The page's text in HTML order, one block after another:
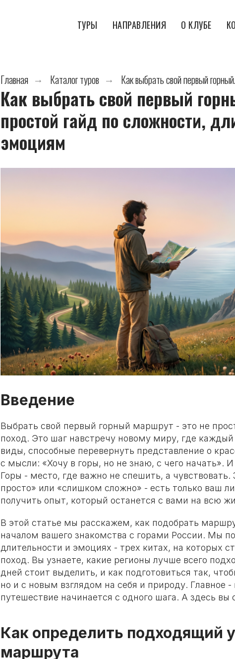
ТУРЫ НАПРАВЛЕНИЯ О КЛУБЕ
Главная → Каталог туров → Как выбрать
Как выбрать свой первый
простой гайд по сложности,
эмоциям
Введение
Выбрать свой первый горный маршрут - это не
поход. Это шаг навстречу новому миру, где
виды, способные перевернуть представление о
с мысли: «Хочу в горы, но не знаю, с чего начать».
Горы - место, где важно не спешить, а
просто» или «слишком сложно» - есть только ваш
получить опыт, который останется с вами на всю
В этой статье мы расскажем, как подобрать
началом вашего знакомства с горами России. Мы
длительности и эмоциях - трех китах, на которых
поход. Вы узнаете, какие регионы лучше всего
дней стоит выделить, и как подготовиться так,
но и с новым взглядом на себя и природу. Главное
путешествие начинается с одного шага. А здесь вы
Как определить подходящий
маршрута